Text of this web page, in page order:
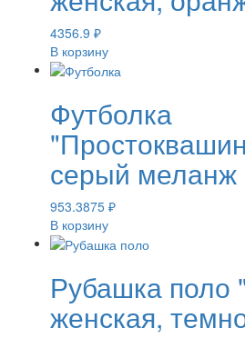
4356.9 ₽
В корзину
Футболка
серый меланж
953.3875 ₽
В корзину
Рубашка поло
женская,